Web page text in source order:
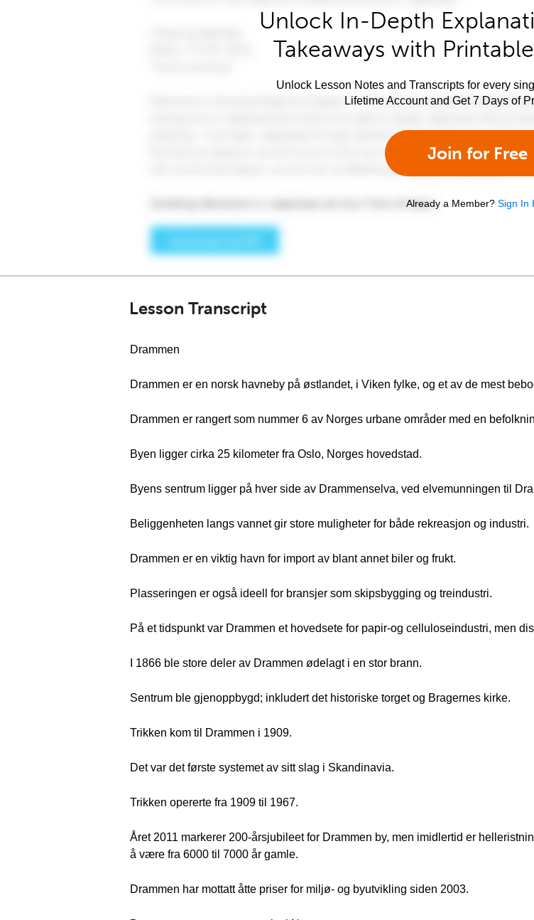
Unlock In-Depth
Takeaways with
Unlock Lesson Notes and Transcripts for every
Lifetime Account and Get 7 Days of
Join for Free
Already a Member? Sign In
Lesson Transcript
Drammen
Drammen er en norsk havneby på østlandet, i Viken fylke, og et av de mest
Drammen er rangert som nummer 6 av Norges urbane områder med en
Byen ligger cirka 25 kilometer fra Oslo, Norges hovedstad.
Byens sentrum ligger på hver side av Drammenselva, ved elvemunningen til
Beliggenheten langs vannet gir store muligheter for både rekreasjon og industri.
Drammen er en viktig havn for import av blant annet biler og frukt.
Plasseringen er også ideell for bransjer som skipsbygging og treindustri.
På et tidspunkt var Drammen et hovedsete for papir-og celluloseindustri, men
I 1866 ble store deler av Drammen ødelagt i en stor brann.
Sentrum ble gjenoppbygd; inkludert det historiske torget og Bragernes kirke.
Trikken kom til Drammen i 1909.
Det var det første systemet av sitt slag i Skandinavia.
Trikken opererte fra 1909 til 1967.
Året 2011 markerer 200-årsjubileet for Drammen by, men imidlertid er
å være fra 6000 til 7000 år gamle.
Drammen har mottatt åtte priser for miljø- og byutvikling siden 2003.